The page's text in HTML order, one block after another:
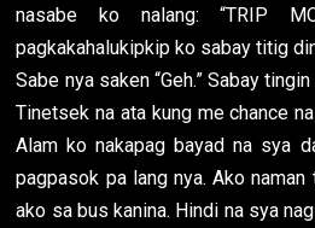
nasabe ko nalang: “TRIP
pagkakahalukipkip ko sabay titig
Sabe nya saken “Geh.” Sabay
Tinetsek na ata kung me chance
Alam ko nakapag bayad na sya
pagpasok pa lang nya. Ako
ako sa bus kanina. Hindi na sya